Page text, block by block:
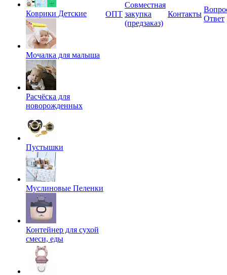
Коврики Детские
Мочалка для малыша
Расчёска для
новорожденных
Пустышки
Муслиновые Пеленки
Контейнер для сухой
смеси, еды
ОПТ
Совместная
закупка
(предзаказ)
Контакты
Ответ